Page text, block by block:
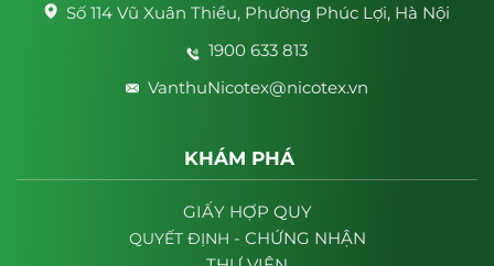
Số 114 Vũ Xuân Thiều, Phường Phúc Lợi, Hà Nội
1900 633 813
VanthuNicotex@nicotex.vn
KHÁM PHÁ
GIẤY HỢP QUY
QUYẾT ĐỊNH - CHỨNG NHẬN